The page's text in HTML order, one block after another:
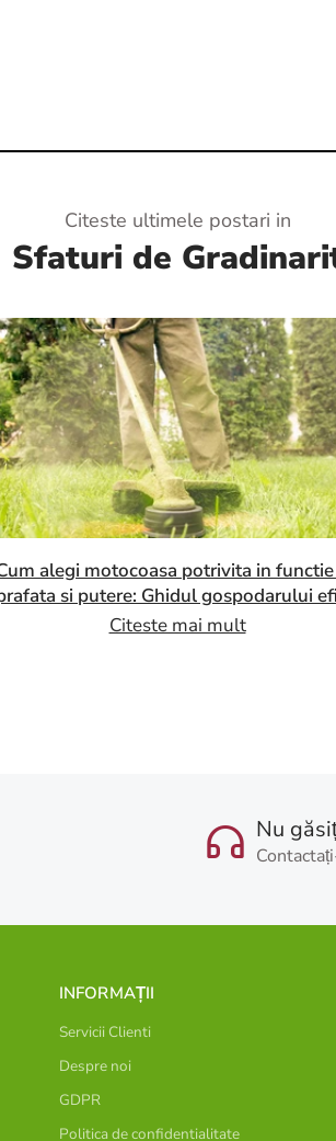
Citeste ultimele postari in
Sfaturi de
alegi motocoasa potrivita in
si putere: Ghidul gospodarului
Citeste mai mult
Nu
INFORMAȚII
Servicii Clienti
Despre noi
GDPR
Politica de confidentialitate